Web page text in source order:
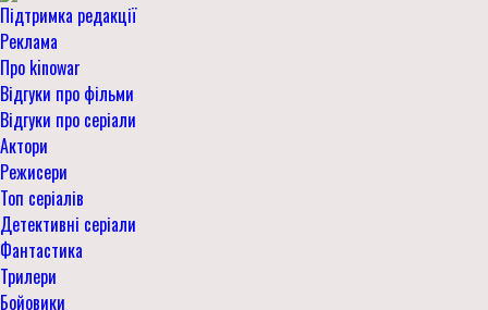
Підтримка редакції
Реклама
Про kinowar
Відгуки про фільми
Відгуки про серіали
Актори
Режисери
Топ серіалів
Детективні серіали
Фантастика
Трилери
Бойовики